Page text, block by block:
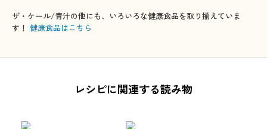
ザ・ケール/青汁の他にも、いろいろな健康食品を取り揃えていま
す！ 健康食品はこちら
レシピに関連する読み物